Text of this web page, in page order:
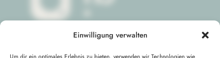
Einwilligung verwalten